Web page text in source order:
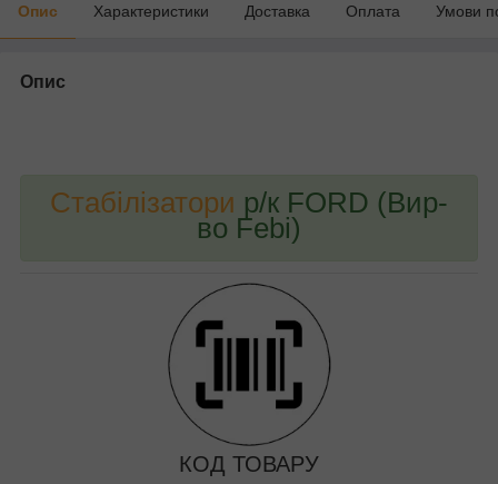
Опис Характеристики Доставка Оплата Умови
Опис
Стабілізатори р/к FORD (Вир-
во Febi)
КОД ТОВАРУ